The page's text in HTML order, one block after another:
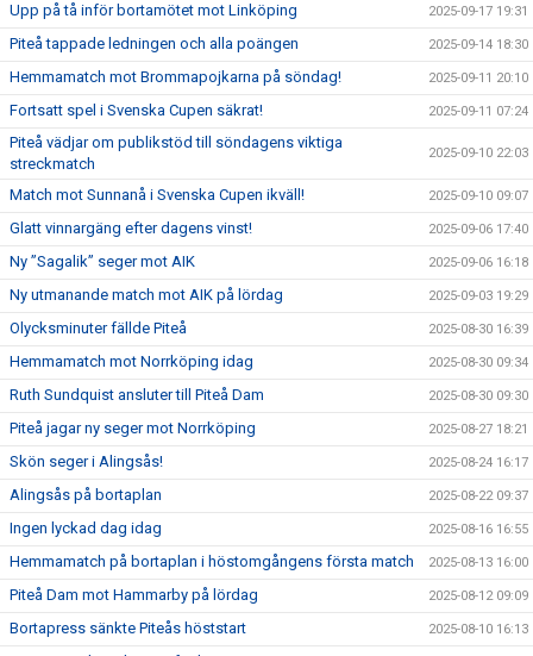
Upp på tå inför bortamötet mot Linköping 2025-09-17 19:31
Piteå tappade ledningen och alla poängen 2025-09-14 18:30
Hemmamatch mot Brommapojkarna på söndag! 2025-09-11 20:10
Fortsatt spel i Svenska Cupen säkrat! 2025-09-11 07:24
Piteå vädjar om publikstöd till söndagens viktiga
streckmatch
2025-09-10 22:03
Match mot Sunnanå i Svenska Cupen ikväll! 2025-09-10 09:07
Glatt vinnargäng efter dagens vinst! 2025-09-06 17:40
Ny ”Sagalik” seger mot AIK 2025-09-06 16:18
Ny utmanande match mot AIK på lördag 2025-09-03 19:29
Olycksminuter fällde Piteå 2025-08-30 16:39
Hemmamatch mot Norrköping idag 2025-08-30 09:34
Ruth Sundquist ansluter till Piteå Dam 2025-08-30 09:30
Piteå jagar ny seger mot Norrköping 2025-08-27 18:21
Skön seger i Alingsås! 2025-08-24 16:17
Alingsås på bortaplan 2025-08-22 09:37
Ingen lyckad dag idag 2025-08-16 16:55
Hemmamatch på bortaplan i höstomgångens första match 2025-08-13 16:00
Piteå Dam mot Hammarby på lördag 2025-08-12 09:09
Bortapress sänkte Piteås höststart 2025-08-10 16:13